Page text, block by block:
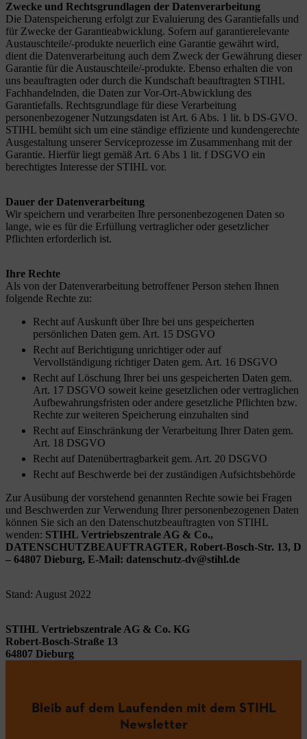
Zwecke und Rechtsgrundlagen der Datenverarbeitung
Die Datenspeicherung erfolgt zur Evaluierung des Garantiefalls und
für Zwecke der Garantieabwicklung. Sofern auf garantierelevante
Austauschteile/-produkte neuerlich eine Garantie gewährt wird,
dient die Datenverarbeitung auch dem Zweck der Gewährung dieser
Garantie für die Austauschteile/-produkte. Ebenso erhalten die von
uns beauftragten oder durch die Kundschaft beauftragten STIHL
Fachhandelnden, die Daten zur Vor-Ort-Abwicklung des
Garantiefalls. Rechtsgrundlage für diese Verarbeitung
personenbezogener Nutzungsdaten ist Art. 6 Abs. 1 lit. b DS-GVO.
STIHL bemüht sich um eine ständige effiziente und kundengerechte
Ausgestaltung unserer Serviceprozesse im Zusammenhang mit der
Garantie. Hierfür liegt gemäß Art. 6 Abs 1 lit. f DSGVO ein
berechtigtes Interesse der STIHL vor.
Dauer der Datenverarbeitung
Wir speichern und verarbeiten Ihre personenbezogenen Daten so
lange, wie es für die Erfüllung vertraglicher oder gesetzlicher
Pflichten erforderlich ist.
Ihre Rechte
Als von der Datenverarbeitung betroffener Person stehen Ihnen
folgende Rechte zu:
Recht auf Auskunft über Ihre bei uns gespeicherten
persönlichen Daten gem. Art. 15 DSGVO
Recht auf Berichtigung unrichtiger oder auf
Vervollständigung richtiger Daten gem. Art. 16 DSGVO
Recht auf Löschung Ihrer bei uns gespeicherten Daten gem.
Art. 17 DSGVO soweit keine gesetzlichen oder vertraglichen
Aufbewahrungsfristen oder andere gesetzliche Pflichten bzw.
Rechte zur weiteren Speicherung einzuhalten sind
Recht auf Einschränkung der Verarbeitung Ihrer Daten gem.
Art. 18 DSGVO
Recht auf Datenübertragbarkeit gem. Art. 20 DSGVO
Recht auf Beschwerde bei der zuständigen Aufsichtsbehörde
Zur Ausübung der vorstehend genannten Rechte sowie bei Fragen
und Beschwerden zur Verwendung Ihrer personenbezogenen Daten
können Sie sich an den Datenschutzbeauftragten von STIHL
wenden: STIHL Vertriebszentrale AG & Co.,
DATENSCHUTZBEAUFTRAGTER, Robert-Bosch-Str. 13, D
– 64807 Dieburg, E-Mail: datenschutz-dv@stihl.de
Stand: August 2022
STIHL Vertriebszentrale AG & Co. KG
Robert-Bosch-Straße 13
64807 Dieburg
Bleib auf dem Laufenden mit dem STIHL
Newsletter